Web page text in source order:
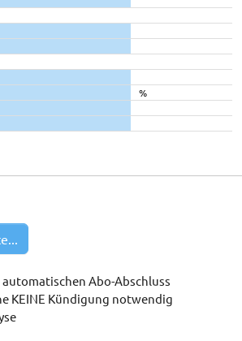
%
Abo-Abschluss
KEINE Kündigung notwendig